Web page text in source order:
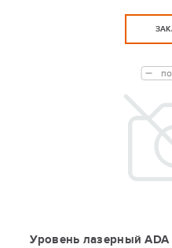
Уровень лазерный